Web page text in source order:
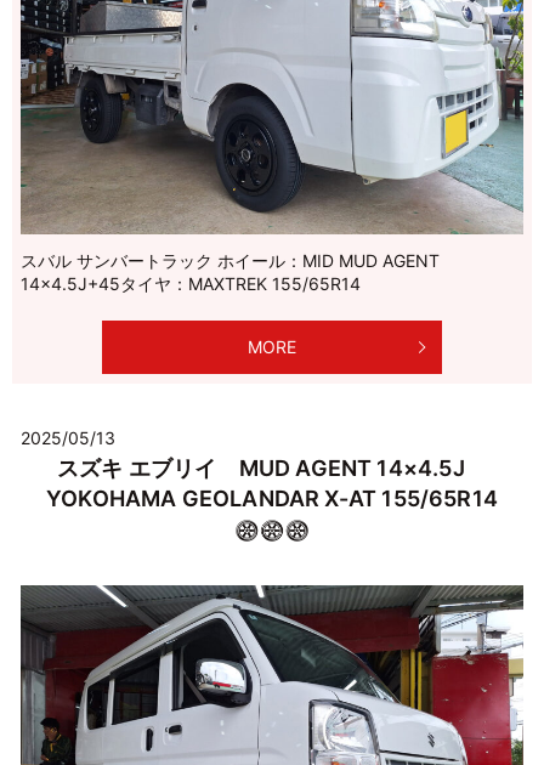
スバル サンバートラック ホイール：MID MUD AGENT
14×4.5J+45タイヤ：MAXTREK 155/65R14
MORE
2025/05/13
スズキ エブリイ MUD AGENT 14×4.5J
YOKOHAMA GEOLANDAR X-AT 155/65R14